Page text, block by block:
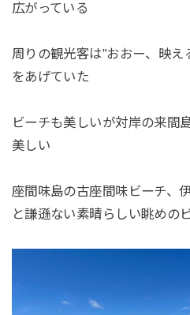
広がっている
周りの観光客は”おおー、映え
をあげていた
ビーチも美しいが対岸の来間
美しい
座間味島の古座間味ビーチ、
と謙遜ない素晴らしい眺めの